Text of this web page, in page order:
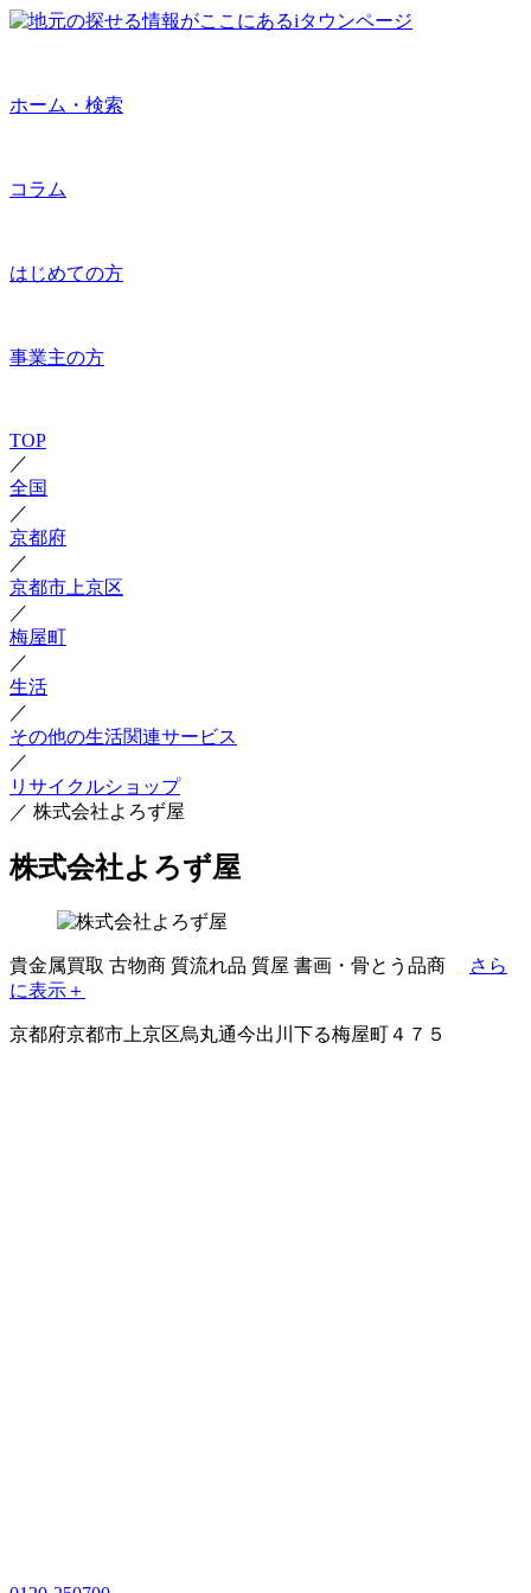
ホーム・検索
コラム
はじめての方
事業主の方
TOP
／
全国
／
京都府
／
京都市上京区
／
梅屋町
／
生活
／
その他の生活関連サービス
／
リサイクルショップ
／ 株式会社よろず屋
株式会社よろず屋
貴金属買取 古物商 質流れ品 質屋 書画・骨とう品商
さら
に表示＋
京都府京都市上京区烏丸通今出川下る梅屋町４７５